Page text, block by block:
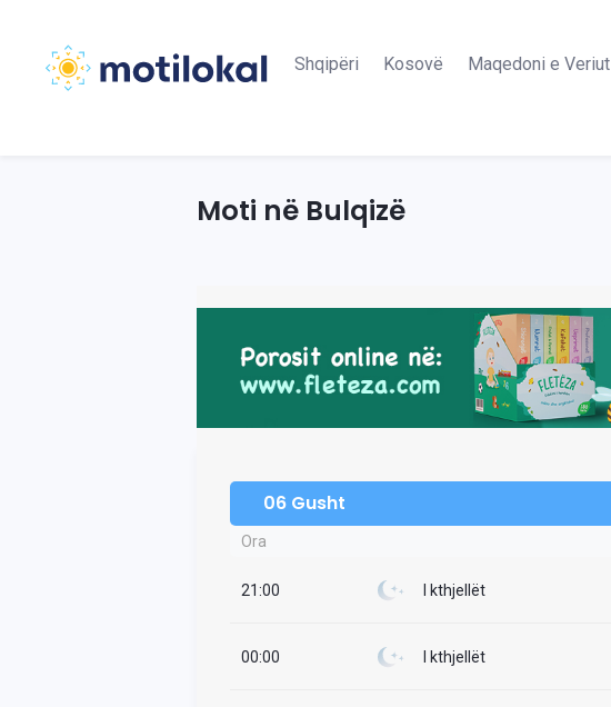
Shqipëri Kosovë Maqedoni e Veriut
Moti në Bulqizë
06 Gusht
Ora
21:00 I kthjellët
00:00 I kthjellët